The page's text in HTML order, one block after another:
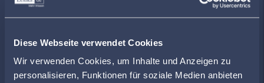
Diese Webseite verwendet Cookies
Wir verwenden Cookies, um Inhalte und Anzeigen zu
personalisieren, Funktionen für soziale Medien anbieten
h-n.rempel@t-online.de
+4963516631
www.ra-rempel.de